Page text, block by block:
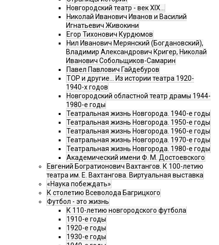
Новгородский театр - век XIX…
Николай Иванович Иванов и Василий
Игнатьевич Живокини
Егор Тихонович Курдюмов
Нил Иванович Мерянский (Богдановский),
Владимир Александрович Кригер, Николай
Иванович Собольщиков-Самарин
Павел Павлович Гайдебуров
ТОР и другие… Из истории театра 1920-
1940-х годов
Новгородский областной театр драмы 1944-
1980-е годы
Театральная жизнь Новгорода. 1940-е годы
Театральная жизнь Новгорода. 1950-е годы
Театральная жизнь Новгорода. 1960-е годы
Театральная жизнь Новгорода. 1970-е годы
Театральная жизнь Новгорода. 1980-е годы
Академический имени Ф. М. Достоевского
Евгений Богратионович Вахтангов. К 100-летию
театра им. Е. Вахтангова. Виртуальная выставка
«Наука побеждать»
К столетию Всеволода Багрицкого
Футбол - это жизнь
К 110-летию новгородского футбола
1910-е годы
1920-е годы
1930-е годы